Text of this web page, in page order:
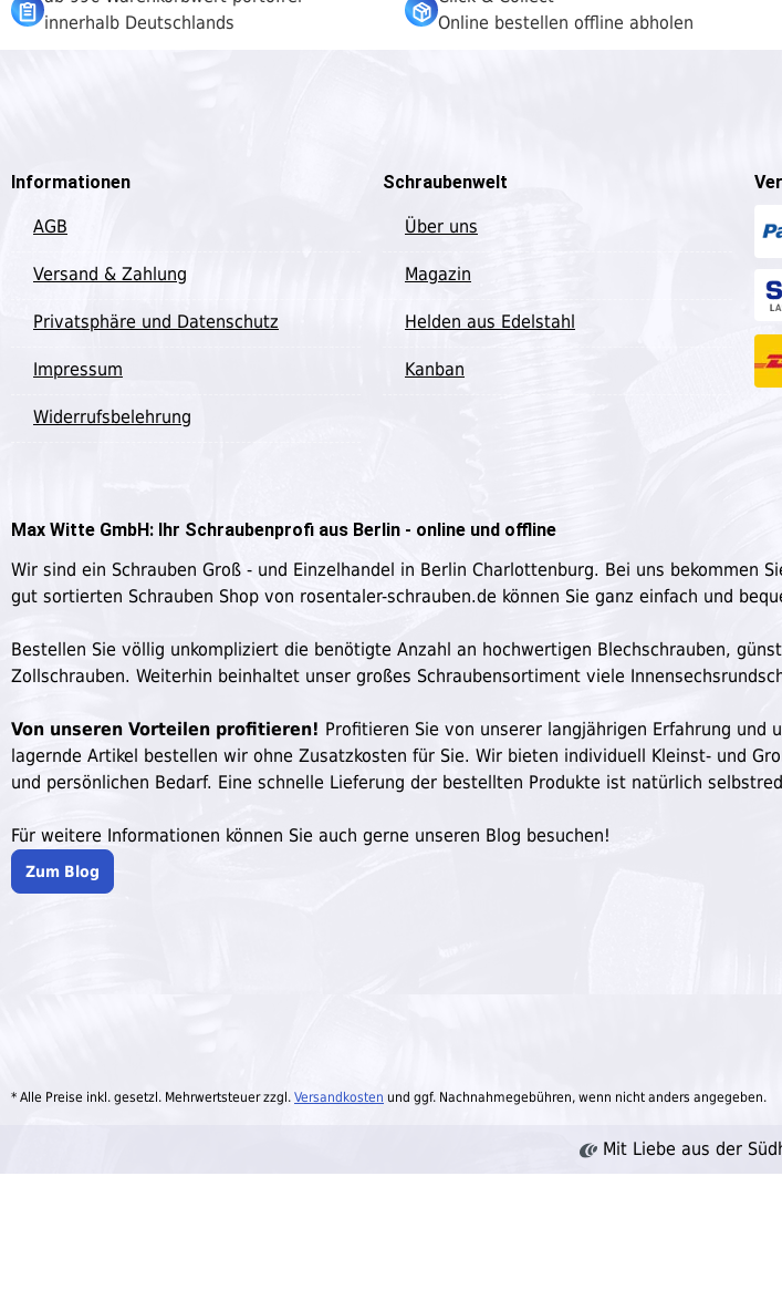
innerhalb Deutschlands
Online bestellen offline abholen
Informationen
AGB
Versand & Zahlung
Privatsphäre und Datenschutz
Impressum
Widerrufsbelehrung
Schraubenwelt
Über uns
Magazin
Helden aus Edelstahl
Kanban
Max Witte GmbH: Ihr Schraubenprofi aus Berlin - online und offline
Wir sind ein Schrauben Groß - und Einzelhandel in Berlin Charlottenburg. Bei uns bekommen
gut sortierten Schrauben Shop von rosentaler-schrauben.de können Sie ganz einfach und
Bestellen Sie völlig unkompliziert die benötigte Anzahl an hochwertigen Blechschrauben,
Zollschrauben. Weiterhin beinhaltet unser großes Schraubensortiment viele
Von unseren Vorteilen profitieren! Profitieren Sie von unserer langjährigen Erfahrung
lagernde Artikel bestellen wir ohne Zusatzkosten für Sie. Wir bieten individuell Kleinst- und
und persönlichen Bedarf. Eine schnelle Lieferung der bestellten Produkte ist natürlich
Für weitere Informationen können Sie auch gerne unseren Blog besuchen!
Zum Blog
* Alle Preise inkl. gesetzl. Mehrwertsteuer zzgl. Versandkosten und ggf. Nachnahmegebühren, wenn nicht anders angegeben.
Mit Liebe aus der